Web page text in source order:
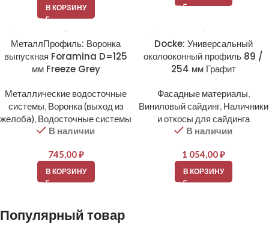
В КОРЗИНУ
МеталлПрофиль: Воронка
выпускная Foramina D=125
мм Freeze Grey
Металлические водосточные
системы Воронка (выход из
желоба) Водосточные системы
В наличии
745,00₽
В КОРЗИНУ
Docke: Универсальный
околооконный профиль 89 /
254 мм Графит
Фасадные материалы
Виниловый сайдинг, Наличники
и откосы для сайдинга
В наличии
1 054,00₽
В КОРЗИНУ
Популярный товар